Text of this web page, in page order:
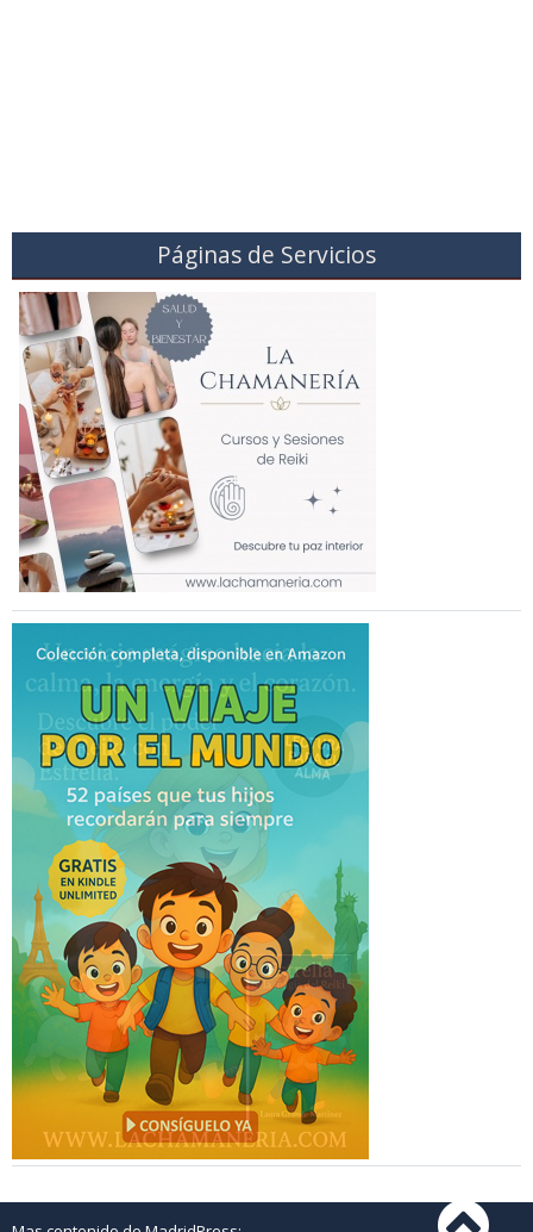
Páginas de Servicios